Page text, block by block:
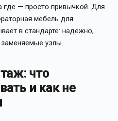
где — просто привычкой. Для
мебель для
в стандарте: надежно,
узлы.
что
и как не